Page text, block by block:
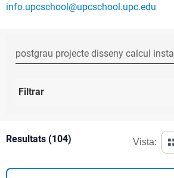
info.upcschool@upcschool.upc.edu
Filtrar
Resultats (104) Vista: